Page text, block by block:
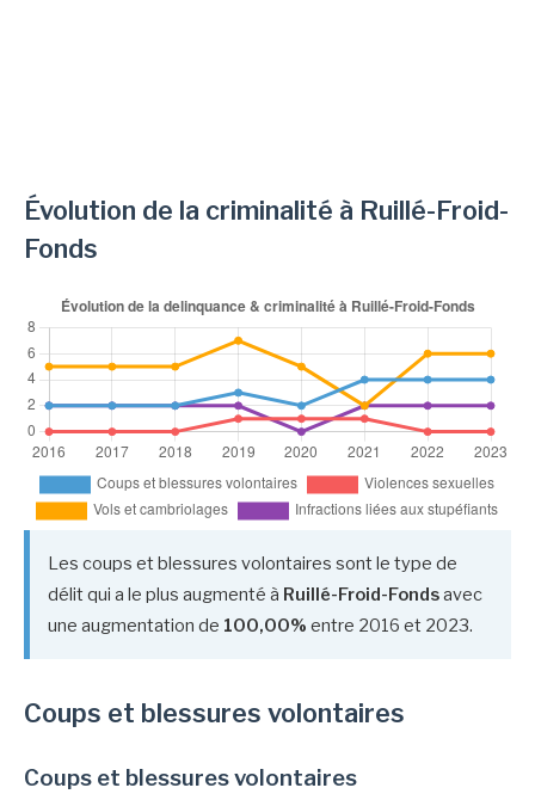
Évolution de la criminalité à Ruillé-Froid-
Fonds
Les coups et blessures volontaires sont le type de
délit qui a le plus augmenté à Ruillé-Froid-Fondsavec
une augmentation de 100,00% entre 2016 et 2023.
Coups et blessures volontaires
Coups et blessures volontaires